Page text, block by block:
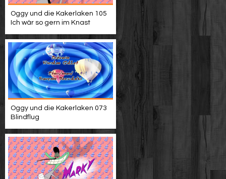
Oggy und die Kakerlaken 105
Ich wär so gern im Knast
Oggy und die Kakerlaken 073
Blindflug